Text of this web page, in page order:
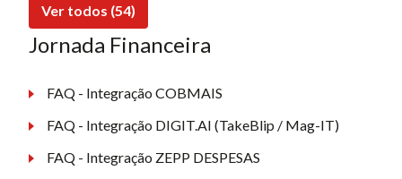
Ver todos (54)
Jornada Financeira
FAQ - Integração COBMAIS
FAQ - Integração DIGIT.AI (TakeBlip / Mag-IT)
FAQ - Integração ZEPP DESPESAS